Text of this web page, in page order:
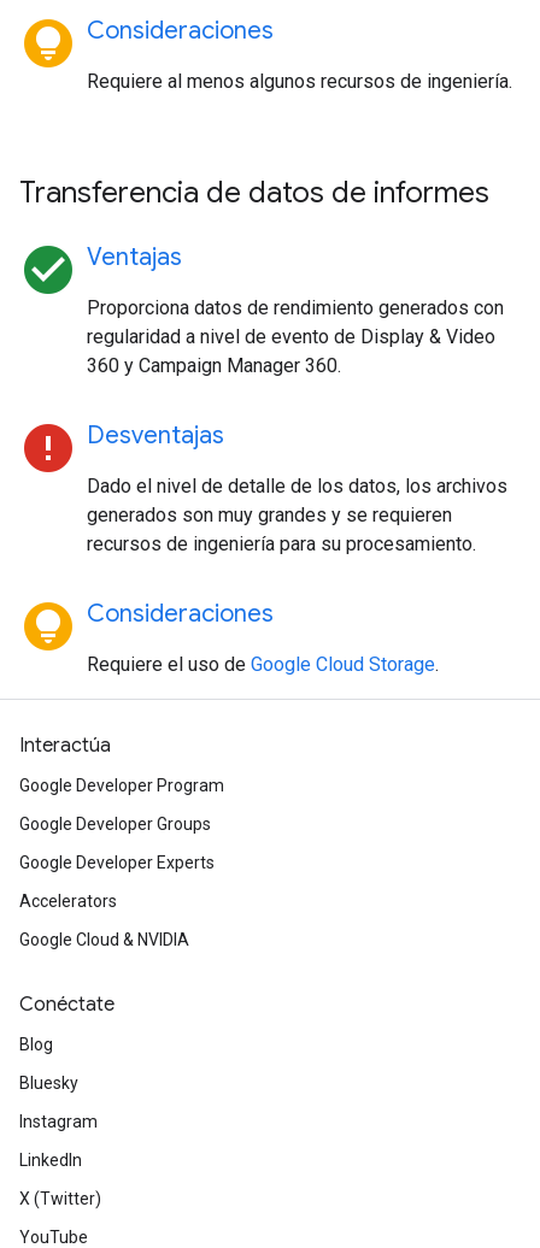
lightbulb_circle Consideraciones
Requiere al menos algunos recursos de ingeniería.
Transferencia de datos de informes
check_circle Ventajas
Proporciona datos de rendimiento generados con
regularidad a nivel de evento de Display & Video
360 y Campaign Manager 360.
error Desventajas
Dado el nivel de detalle de los datos, los archivos
generados son muy grandes y se requieren
recursos de ingeniería para su procesamiento.
lightbulb_circle Consideraciones
Requiere el uso de Google Cloud Storage.
Interactúa
Google Developer Program
Google Developer Groups
Google Developer Experts
Accelerators
Google Cloud & NVIDIA
Conéctate
Blog
Bluesky
Instagram
LinkedIn
X (Twitter)
YouTube